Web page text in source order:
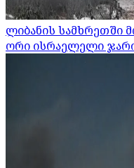
ლიბანის სამხრეთში
ორი ისრაელელი